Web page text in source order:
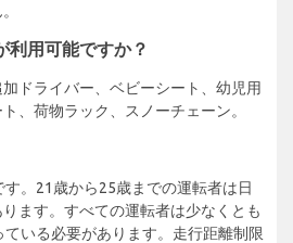
利用可能ですか？
加ドライバー、ベビーシート、幼児用
、荷物ラック、スノーチェーン。
。21歳から25歳までの運転者は日
ます。すべての運転者は少なくとも
いる必要があります。走行距離制限